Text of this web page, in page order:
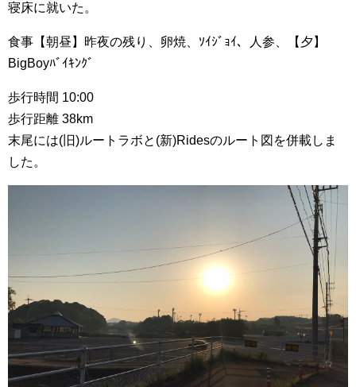
寝床に就いた。
食事【朝昼】昨夜の残り、卵焼、ｿｲｼﾞｮｲ、人参、【夕】
BigBoyﾊﾞｲｷﾝｸﾞ
歩行時間 10:00
歩行距離 38km
末尾には(旧)ルートラボと(新)Ridesのルート図を併載しま
した。